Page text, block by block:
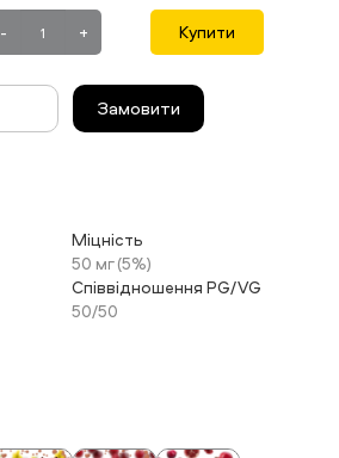
- + Купити
Замовити
Міцність
50 мг (5%)
Співвідношення PG/VG
50/50